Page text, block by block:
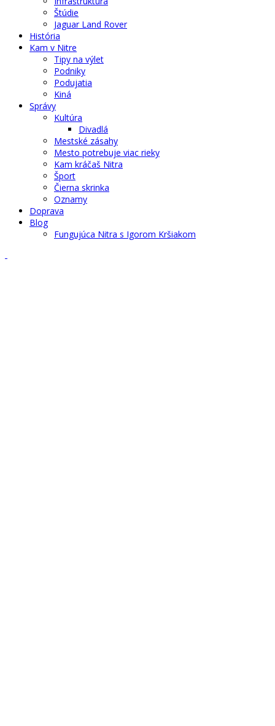
Štúdie
Jaguar Land Rover
História
Kam v Nitre
Tipy na výlet
Podniky
Podujatia
Kiná
Správy
Kultúra
Divadlá
Mestské zásahy
Mesto potrebuje viac rieky
Kam kráčaš Nitra
Šport
Čierna skrinka
Oznamy
Doprava
Blog
Fungujúca Nitra s Igorom Kršiakom